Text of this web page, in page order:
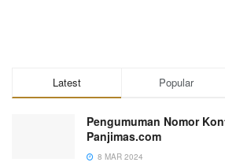
Latest Popular
Pengumuman Nomor
Panjimas.com
8 MAR 2024